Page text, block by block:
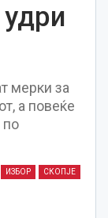
мерки за
а повеќе
по
ИЗБОР СКОПЈЕ